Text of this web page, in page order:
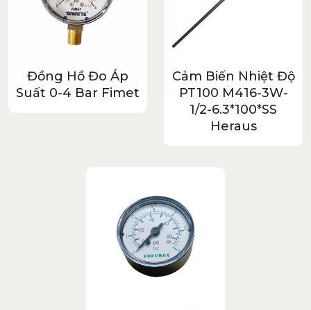
Đồng Hồ Đo Áp
Suất 0-4 Bar Fimet
Cảm Biến Nhiệt Độ
PT100 M416-3W-
1/2-6.3*100*SS
Heraus